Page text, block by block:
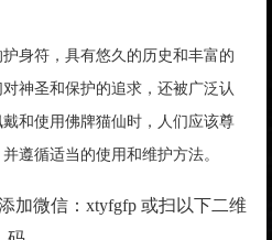
身符，具有悠久的历史和丰富的
神圣和保护的追求，还被广泛认
和使用佛牌猫仙时，人们应该尊
遵循适当的使用和维护方法。
加微信：xtyfgfp 或扫以下二维